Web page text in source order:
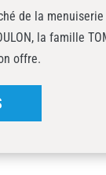
de la
la famille
offre.